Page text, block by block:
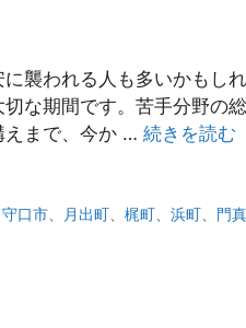
襲われる人も多いかもし
な期間です。苦手分野の
えまで、今か … 続きを読む
守口市 月出町 、梶町 、浜町 門